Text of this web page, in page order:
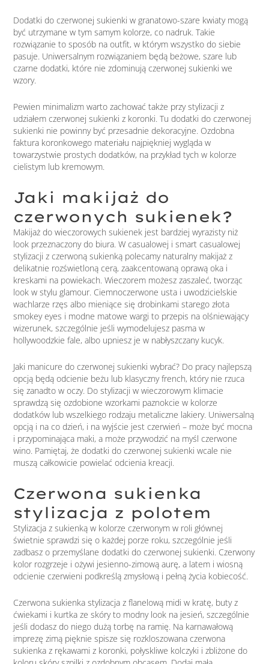
Dodatki do czerwonej sukienki w granatowo-szare kwiaty mogą
być utrzymane w tym samym kolorze, co nadruk. Takie
rozwiązanie to sposób na outfit, w którym wszystko do siebie
pasuje. Uniwersalnym rozwiązaniem będą beżowe, szare lub
czarne dodatki, które nie zdominują czerwonej sukienki we
wzory.
Pewien minimalizm warto zachować także przy stylizacji z
udziałem czerwonej sukienki z koronki. Tu dodatki do czerwonej
sukienki nie powinny być przesadnie dekoracyjne. Ozdobna
faktura koronkowego materiału najpiękniej wygląda w
towarzystwie prostych dodatków, na przykład tych w kolorze
cielistym lub kremowym.
Jaki makijaż do
czerwonych sukienek?
Makijaż do wieczorowych sukienek jest bardziej wyrazisty niż
look przeznaczony do biura. W casualowej i smart casualowej
stylizacji z czerwoną sukienką polecamy naturalny makijaż z
delikatnie rozświetloną cerą, zaakcentowaną oprawą oka i
kreskami na powiekach. Wieczorem możesz zaszaleć, tworząc
look w stylu glamour. Ciemnoczerwone usta i uwodzicielskie
wachlarze rzęs albo mieniące się drobinkami starego złota
smokey eyes i modne matowe wargi to przepis na olśniewający
wizerunek, szczególnie jeśli wymodelujesz pasma w
hollywoodzkie fale, albo upniesz je w nabłyszczany kucyk.
Jaki manicure do czerwonej sukienki wybrać? Do pracy najlepszą
opcją będą odcienie beżu lub klasyczny french, który nie rzuca
się zanadto w oczy. Do stylizacji w wieczorowym klimacie
sprawdzą się ozdobione wzorkami paznokcie w kolorze
dodatków lub wszelkiego rodzaju metaliczne lakiery. Uniwersalną
opcją i na co dzień, i na wyjście jest czerwień – może być mocna
i przypominająca maki, a może przywodzić na myśl czerwone
wino. Pamiętaj, że dodatki do czerwonej sukienki wcale nie
muszą całkowicie powielać odcienia kreacji.
Czerwona sukienka
stylizacja z polotem
Stylizacja z sukienką w kolorze czerwonym w roli głównej
świetnie sprawdzi się o każdej porze roku, szczególnie jeśli
zadbasz o przemyślane dodatki do czerwonej sukienki. Czerwony
kolor rozgrzeje i ożywi jesienno-zimową aurę, a latem i wiosną
odcienie czerwieni podkreślą zmysłową i pełną życia kobiecość.
Czerwona sukienka stylizacja z flanelową midi w kratę, buty z
ćwiekami i kurtka ze skóry to modny look na jesień, szczególnie
jeśli dodasz do niego dużą torbę na ramię. Na karnawałową
imprezę zimą pięknie spisze się rozkloszowana czerwona
sukienka z rękawami z koronki, połyskliwe kolczyki i zbliżone do